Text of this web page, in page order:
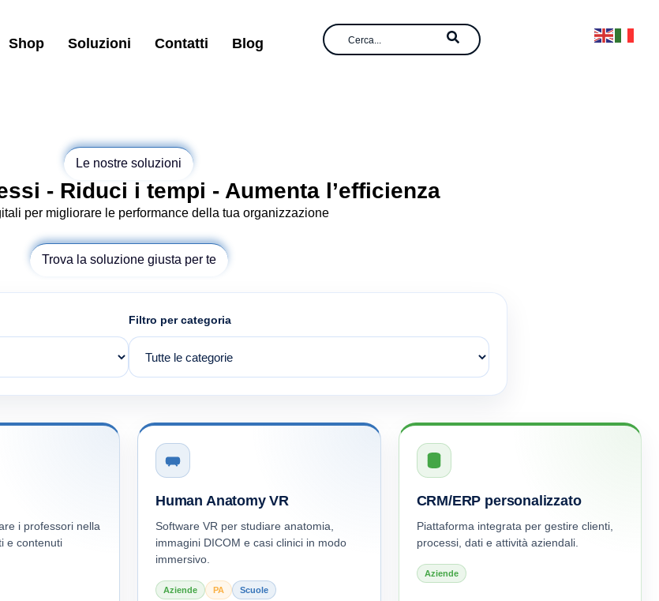
Shop Soluzioni Contatti Blog
Le nostre soluzioni
- Riduci i tempi - Aumenta l’efficienza
per migliorare le performance della tua organizzazione
Trova la soluzione giusta per te
Filtro per categoria
i professori nella
e contenuti
Human Anatomy VR
Software VR per studiare anatomia,
immagini DICOM e casi clinici in modo
immersivo.
Aziende PA Scuole
CRM/ERP personalizzato
Piattaforma integrata per gestire clienti,
processi, dati e attività aziendali.
Aziende